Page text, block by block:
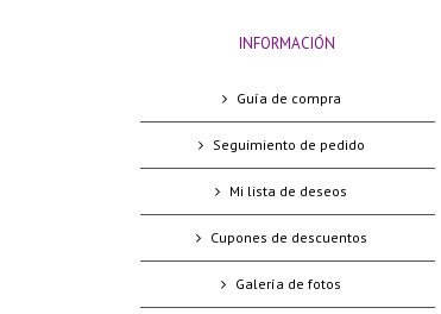
INFORMACIÓN
Guía de compra
Seguimiento de pedido
Mi lista de deseos
Cupones de descuentos
Galería de fotos